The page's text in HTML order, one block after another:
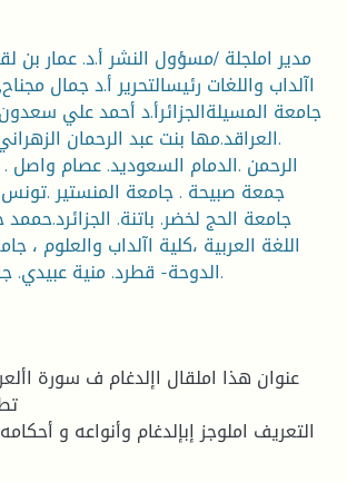
مدير املجلة /مسؤول النشر أ.د. عمار بن
اآلداب واللغات رئيسالتحرير أ.د جمال
جامعة المسيلةالجزائرأ.د أحمد علي
.العراقد.مها بنت عبد الرحمان
الرحمن .الدمام السعوديد. عصام واصل .
جمعة صبيحة . جامعة المنستير .تونس
جامعة الحج لخضر. باتنة.
.الدوحة- قطرد. منية عبيدي.
عنوان هذا املقال اإلدغام ف سورة
التعريف املوجز إبإلدغام وأنواعه و